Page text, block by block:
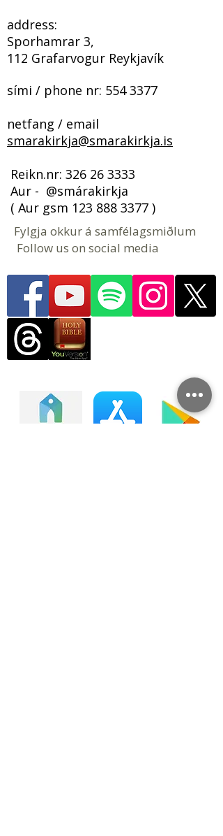
address:
Sporhamrar 3,
112 Grafarvogur Reykjavík
sími / phone nr: 554 3377
netfang / email
smarakirkja@smarakirkja.is
​​​ Reikn.nr: 326 26 3333
Aur - @smárakirkja
( Aur gsm 123 888 3377 )
Fylgja okkur á samfélagsmiðlum
Follow us on social media